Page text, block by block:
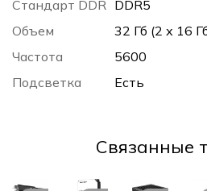
Стандарт DDR DDR5
Объем
32 Гб (2 х 16
Частота
5600
Подсветка
Есть
Cвязанные